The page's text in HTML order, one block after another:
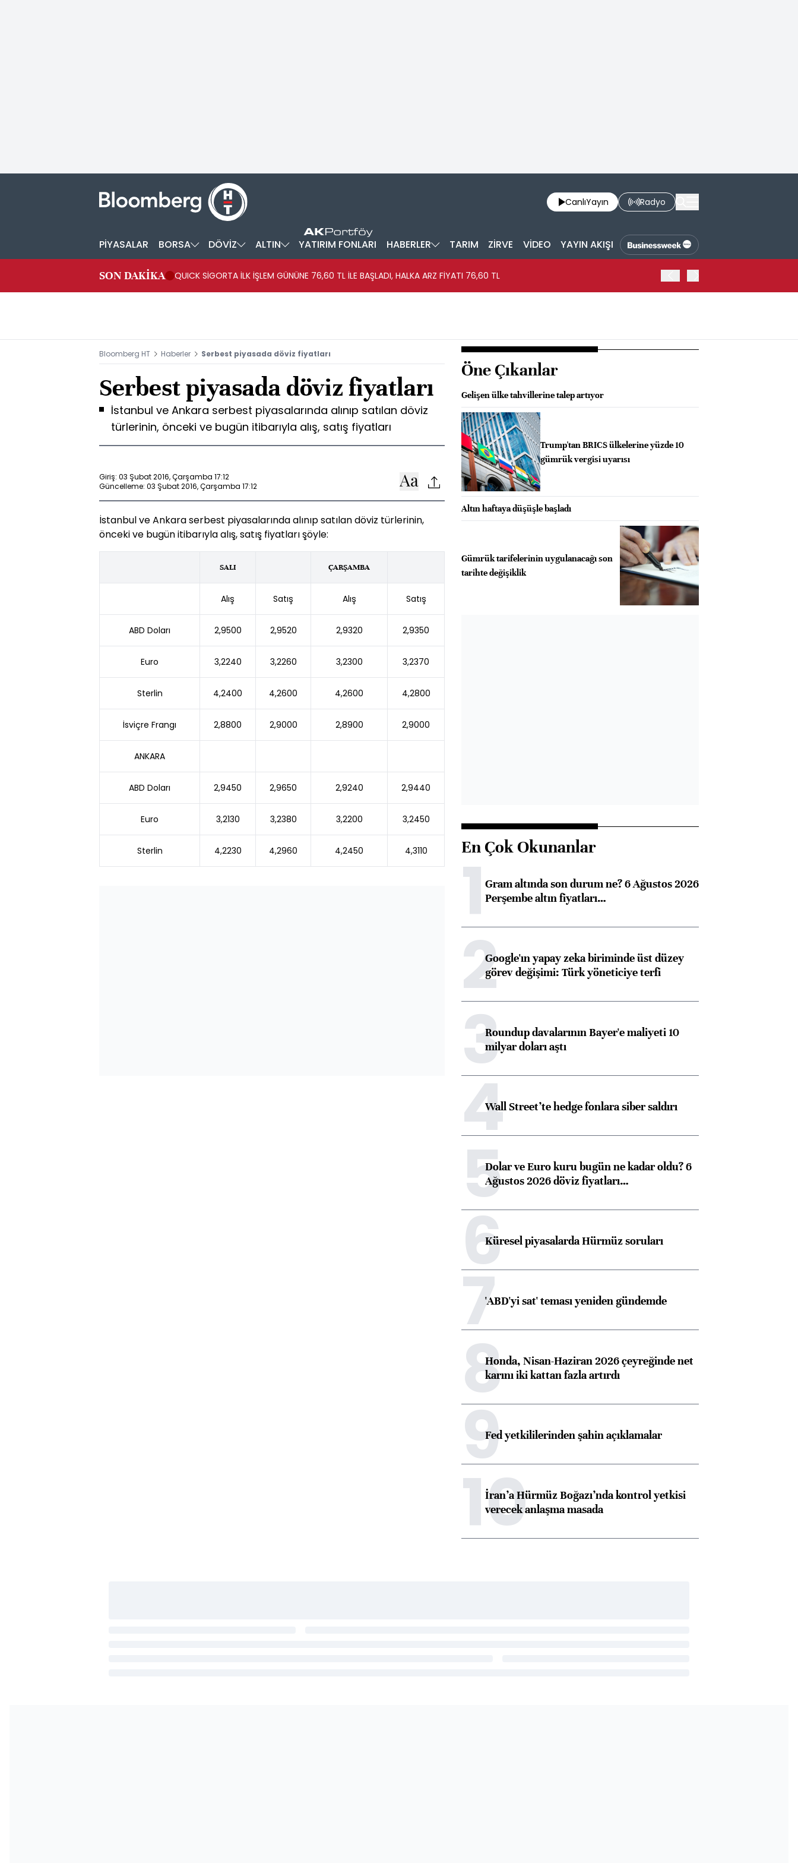
CanlıYayın Radyo
PİYASALAR BORSA DÖVİZ ALTIN YATIRIM FONLARI HABERLER TARIM ZİRVE VİDEO YAYIN AKIŞI
SON DAKİKA QUICK SİGORTA İLK İŞLEM GÜNÜNE 76,60 TL İLE BAŞLADI, HALKA ARZ FİYATI 76,60 TL
Bloomberg HT Haberler Serbest piyasada döviz fiyatları
Serbest piyasada döviz fiyatları
İstanbul ve Ankara serbest piyasalarında alınıp satılan döviz
türlerinin, önceki ve bugün itibarıyla alış, satış fiyatları
Giriş: 03 Şubat 2016, Çarşamba 17:12
Güncelleme: 03 Şubat 2016, Çarşamba 17:12
İstanbul ve Ankara serbest piyasalarında alınıp satılan döviz türlerinin,
önceki ve bugün itibarıyla alış, satış fiyatları şöyle:
SALI ÇARŞAMBA
Alış Satış Alış Satış
ABD Doları 2,9500 2,9520 2,9320 2,9350
Euro 3,2240 3,2260 3,2300 3,2370
Sterlin 4,2400 4,2600 4,2600 4,2800
İsviçre Frangı 2,8800 2,9000 2,8900 2,9000
ANKARA
ABD Doları 2,9450 2,9650 2,9240 2,9440
Euro 3,2130 3,2380 3,2200 3,2450
Sterlin 4,2230 4,2960 4,2450 4,3110
Öne Çıkanlar
Gelişen ülke tahvillerine talep artıyor
Trump'tan BRICS ülkelerine yüzde 10
gümrük vergisi uyarısı
Altın haftaya düşüşle başladı
Gümrük tarifelerinin uygulanacağı son
tarihte değişiklik
En Çok Okunanlar
1Gram altında son durum ne? 6 Ağustos 2026
Perşembe altın fiyatları…
2Google'ın yapay zeka biriminde üst düzey
görev değişimi: Türk yöneticiye terfi
3Roundup davalarının Bayer'e maliyeti 10
milyar doları aştı
4Wall Street’te hedge fonlara siber saldırı
5Dolar ve Euro kuru bugün ne kadar oldu? 6
Ağustos 2026 döviz fiyatları…
6Küresel piyasalarda Hürmüz soruları
7'ABD'yi sat' teması yeniden gündemde
8Honda, Nisan-Haziran 2026 çeyreğinde net
karını iki kattan fazla artırdı
9Fed yetkililerinden şahin açıklamalar
10
İran’a Hürmüz Boğazı’nda kontrol yetkisi
verecek anlaşma masada